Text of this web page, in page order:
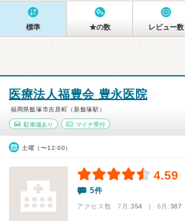
標準 ★の数 レビュー数
医療法人福豊会 豊永医院
福岡県飯塚市吉原町（新飯塚駅）
駐車場あり マイナ受付
土曜（〜12:00）
4.59
5件
アクセス数 7月:354 | 6月:387